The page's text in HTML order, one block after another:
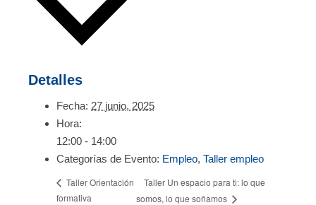
Detalles
Fecha: 27 junio, 2025
Hora:
12:00 - 14:00
Categorías de Evento: Empleo, Taller empleo
Taller Orientación
formativa
Taller Un espacio para ti: lo que
somos, lo que soñamos